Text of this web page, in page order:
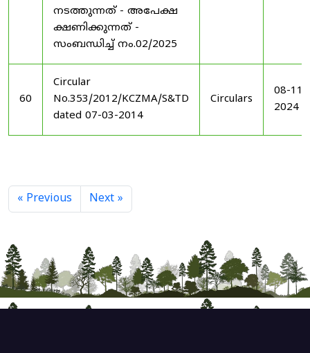
നടത്തുന്നത് - അപേക്ഷ
ക്ഷണിക്കുന്നത് -
സംബന്ധിച്ച് നം.02/2025
60
Circular
No.353/2012/KCZMA/S&TD
dated 07-03-2014
Circulars
08-11-
2024
« Previous Next »